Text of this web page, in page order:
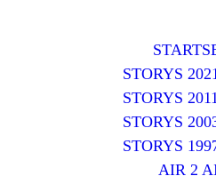
STORYS
STORYS
STORYS
STORYS
AIR 2